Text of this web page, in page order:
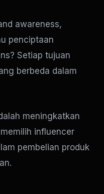
awareness,
penciptaan
Setiap tujuan
berbeda dalam
meningkatkan
influencer
pembelian produk